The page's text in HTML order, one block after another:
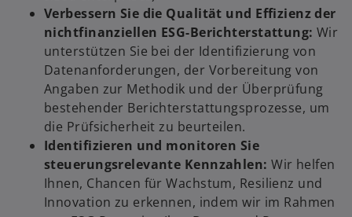
Verbessern Sie die Qualität und Effizienz der
nichtfinanziellen ESG-Berichterstattung: Wir
unterstützen Sie bei der Identifizierung von
Datenanforderungen, der Vorbereitung von
Angaben zur Methodik und der Überprüfung
bestehender Berichterstattungsprozesse, um
die Prüfsicherheit zu beurteilen.
Identifizieren und monitoren Sie
steuerungsrelevante Kennzahlen:Wir helfen
Ihnen, Chancen für Wachstum, Resilienz und
Innovation zu erkennen, indem wir im Rahmen
ir
i